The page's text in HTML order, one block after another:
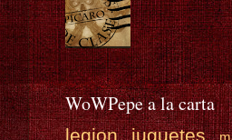
WoWPepe a la carta
legion juguetes